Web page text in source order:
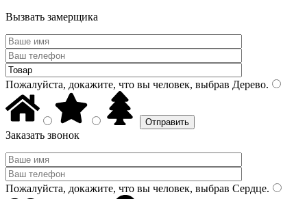
Вызвать замерщика
Пожалуйста, докажите, что вы человек, выбрав Дерево.
Заказать звонок
Пожалуйста, докажите, что вы человек, выбрав Сердце.